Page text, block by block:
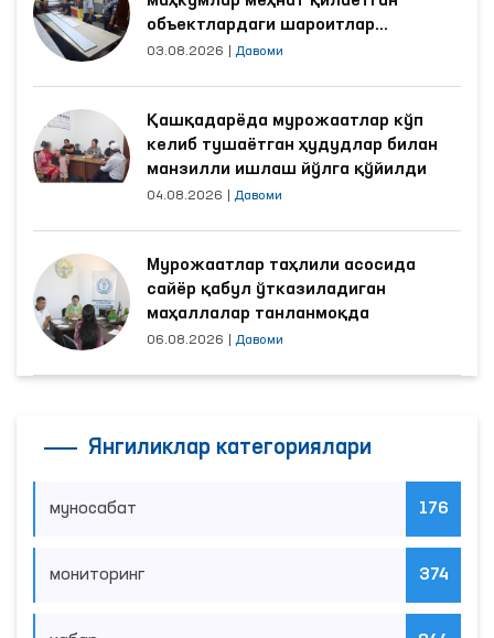
объектлардаги шароитлар
яхшиланди
03.08.2026 Давоми
Қашқадарёда мурожаатлар кўп
келиб тушаётган ҳудудлар билан
манзилли ишлаш йўлга қўйилди
04.08.2026 Давоми
Мурожаатлар таҳлили асосида
сайёр қабул ўтказиладиган
маҳаллалар танланмоқда
06.08.2026 Давоми
Янгиликлар категориялари
муносабат 176
мониторинг 374